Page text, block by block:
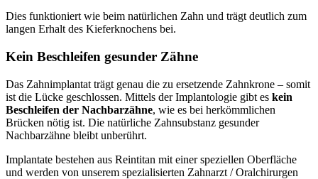
Dies funktioniert wie beim natürlichen Zahn und trägt deutlich zum
langen Erhalt des Kieferknochens bei.
Kein Beschleifen gesunder Zähne
Das Zahnimplantat trägt genau die zu ersetzende Zahnkrone – somit
ist die Lücke geschlossen. Mittels der Implantologie gibt es kein
Beschleifen der Nachbarzähne, wie es bei herkömmlichen
Brücken nötig ist. Die natürliche Zahnsubstanz gesunder
Nachbarzähne bleibt unberührt.
Implantate bestehen aus Reintitan mit einer speziellen Oberfläche
und werden von unserem spezialisierten Zahnarzt / Oralchirurgen